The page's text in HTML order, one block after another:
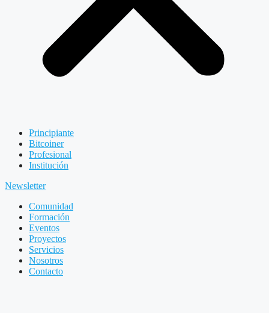
Principiante
Bitcoiner
Profesional
Institución
Newsletter
Comunidad
Formación
Eventos
Proyectos
Servicios
Nosotros
Contacto